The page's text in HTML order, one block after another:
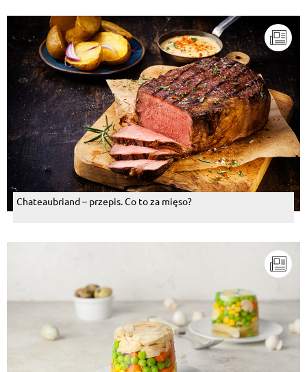
Chateaubriand – przepis. Co to za mięso?